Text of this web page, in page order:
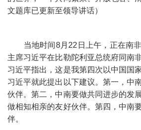
文题库已更新至领导讲话）
当地时间8月22日上午，正在南非
主席习近平在比勒陀利亚总统府同南
习近平指出，这是我第四次以中国国
习近平就此提出以下建议。第一，中
伙伴。第二，中南要做共同进步的发
做相知相亲的友好伙伴。第四，中南
伴。